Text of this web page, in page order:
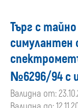
Търг с
симулантен
№6296/94 с
Валидна от: